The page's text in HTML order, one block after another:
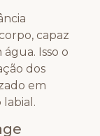
capaz
Isso o
dos
em